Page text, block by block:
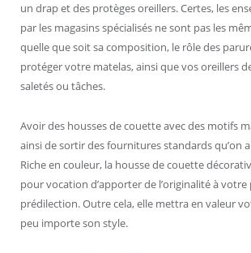
un drap et des protèges oreillers. Certes, les
par les magasins spécialisés ne sont pas les
quelle que soit sa composition, le rôle des
protéger votre matelas, ainsi que vos oreillers
saletés ou tâches.
Avoir des housses de couette avec des motifs
ainsi de sortir des fournitures standards qu’on
Riche en couleur, la housse de couette
pour vocation d’apporter de l’originalité à votre
prédilection. Outre cela, elle mettra en valeur
peu importe son style.